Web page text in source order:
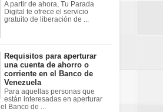
A partir de ahora, Tu Parada
Digital te ofrece el servicio
gratuito de liberación de ...
Requisitos para aperturar
una cuenta de ahorro o
corriente en el Banco de
Venezuela
Para aquellas personas que
están interesadas en aperturar
Banco de ...